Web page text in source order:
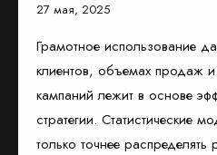
27 мая, 2025
Грамотное использование
клиентов, объемах продаж и
кампаний лежит в основе
стратегии. Статистические
только точнее